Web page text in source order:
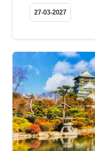
27-03-2027